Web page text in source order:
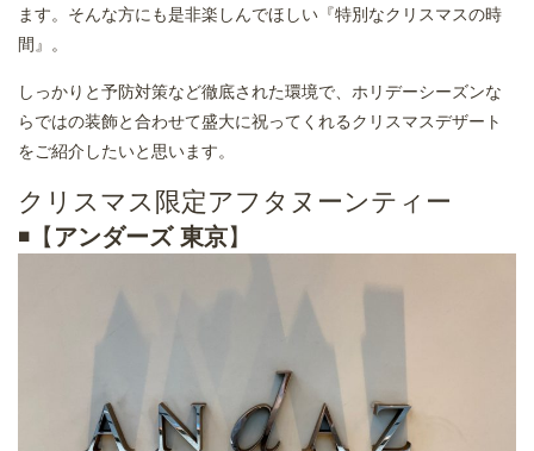
ます。そんな方にも是非楽しんでほしい『特別なクリスマスの時
間』。
しっかりと予防対策など徹底された環境で、ホリデーシーズンな
らではの装飾と合わせて盛大に祝ってくれるクリスマスデザート
をご紹介したいと思います。
クリスマス限定アフタヌーンティー
◾️【 アンダーズ 東京】